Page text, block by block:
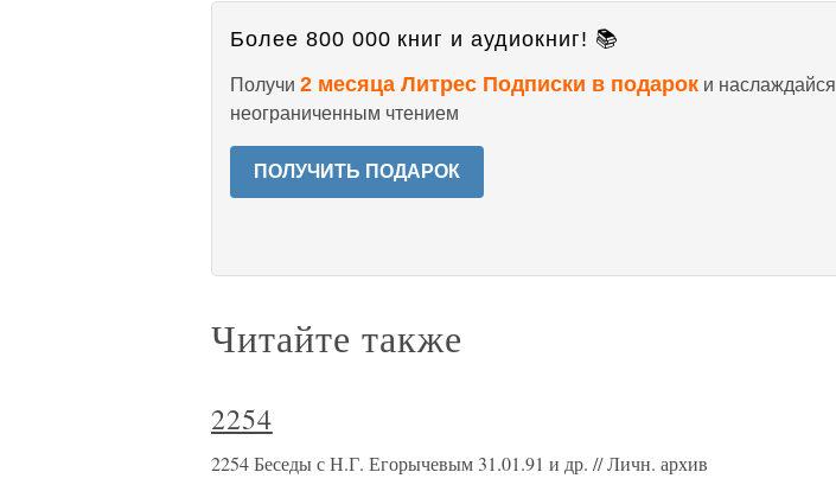
Более 800 000 книг и аудиокниг! 📚
Получи 2 месяца Литрес Подписки в подарок и наслаждайся
неограниченным чтением
ПОЛУЧИТЬ ПОДАРОК
Читайте также
2254
2254 Беседы с Н.Г. Егорычевым 31.01.91 и др. // Личн. архив